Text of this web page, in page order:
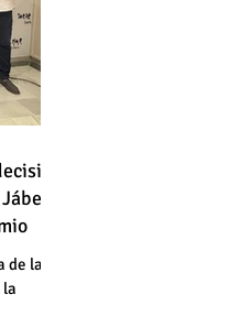
a
a
de la
la